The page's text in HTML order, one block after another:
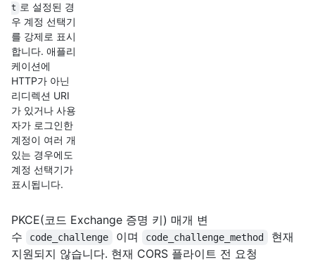
t 로 설정된 경
우 계정 선택기
를 강제로 표시
합니다. 애플리
케이션에
HTTP가 아닌
리디렉션 URI
가 있거나 사용
자가 로그인한
계정이 여러 개
있는 경우에도
계정 선택기가
표시됩니다.
PKCE(코드 Exchange 증명 키) 매개 변
수
code_challenge 이며 code_challenge_method
현재
지원되지 않습니다. 현재 CORS 플라이트 전 요청